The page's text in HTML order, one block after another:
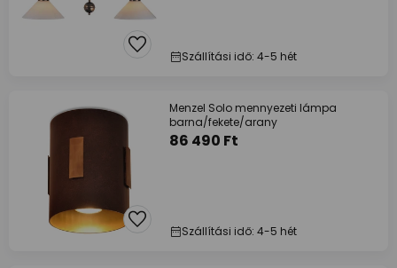
Szállítási idő: 4-5 hét
Menzel Solo mennyezeti lámpa
barna/fekete/arany
86 490 Ft
Szállítási idő: 4-5 hét